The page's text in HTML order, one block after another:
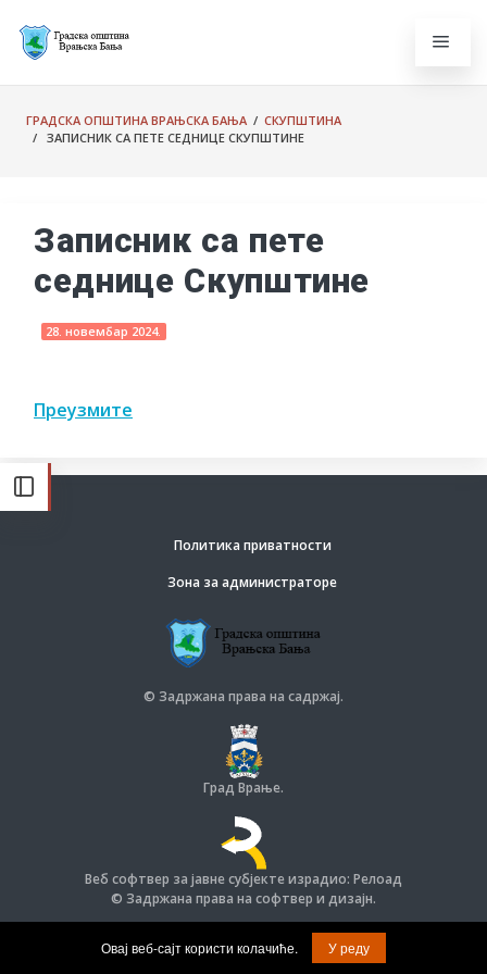
ГРАДСКА ОПШТИНА ВРАЊСКА БАЊА / СКУПШТИНА
/ ЗАПИСНИК СА ПЕТЕ СЕДНИЦЕ СКУПШТИНЕ
Записник са пете
седнице Скупштине
28. новембар 2024.
Преузмите
Политика приватности
Зона за администраторе
© Задржана права на садржај.
Град Врање.
Веб софтвер за јавне субјекте израдио: Релоад
© Задржана права на софтвер и дизајн.
Овај веб-сајт користи колачиће. У реду